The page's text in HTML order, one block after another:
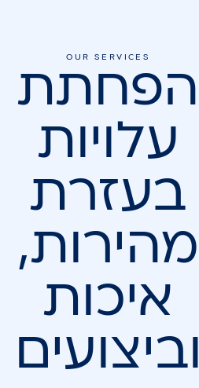
OUR SERVICES
הפחתת
עלויות
בעזרת
מהירות,
איכות
וביצועים